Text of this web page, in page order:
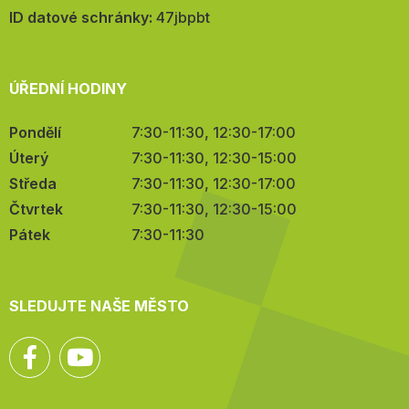
mail:
ID datové schránky: 47jbpbt
ÚŘEDNÍ HODINY
Pondělí
7:30-11:30, 12:30-17:00
Úterý
7:30-11:30, 12:30-15:00
Středa
7:30-11:30, 12:30-17:00
Čtvrtek
7:30-11:30, 12:30-15:00
Pátek
7:30-11:30
SLEDUJTE NAŠE MĚSTO
Facebook